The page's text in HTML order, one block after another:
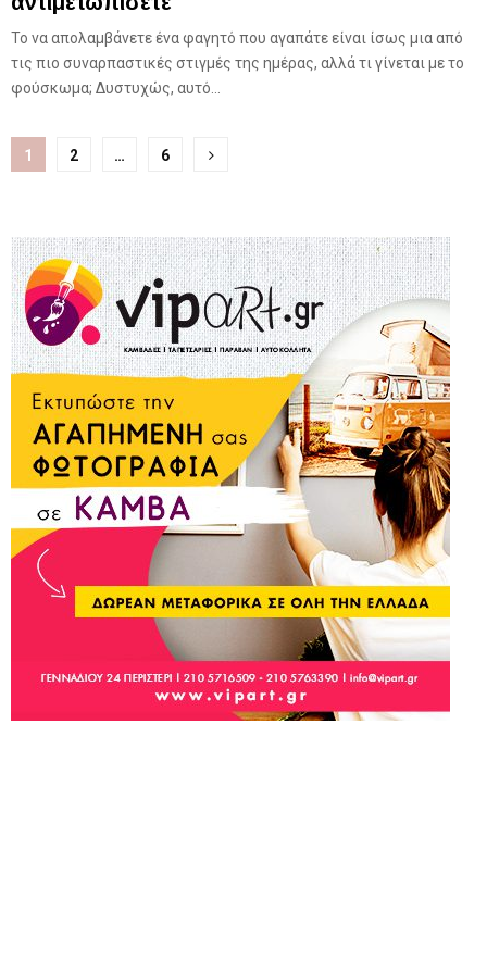
Το να απολαμβάνετε ένα φαγητό που αγαπάτε είναι ίσως μια από
τις πιο συναρπαστικές στιγμές της ημέρας, αλλά τι γίνεται με το
φούσκωμα; Δυστυχώς, αυτό...
Σελιδοποίηση
1 2 … 6